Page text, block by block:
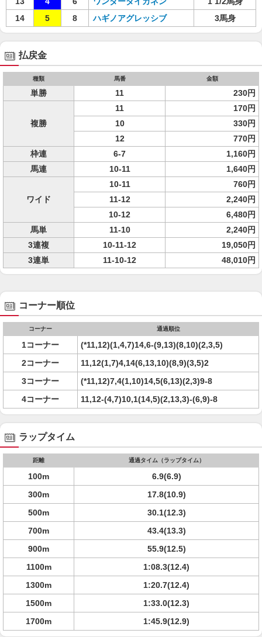
14
5 8 ハギノアグレッシブ 3馬身
払戻金
種類 馬番 金額
単勝 11 230円
複勝
11
170円
10
330円
12
770円
枠連
6-7
1,160円
馬連
10-11 1,640円
ワイド
10-11
760円
11-12
2,240円
10-12
6,480円
馬単
11-10
2,240円
3連複
10-11-12
19,050円
3連単
11-10-12 48,010円
コーナー順位
コーナー 通過順位
1コーナー
(*11,12)(1,4,7)14,6-(9,13)(8,10)(2,3,5)
2コーナー
11,12(1,7)4,14(6,13,10)(8,9)(3,5)2
3コーナー
(*11,12)7,4(1,10)14,5(6,13)(2,3)9-8
4コーナー
11,12-(4,7)10,1(14,5)(2,13,3)-(6,9)-8
ラップタイム
距離 通過タイム（ラップタイム）
100m
6.9(6.9)
300m
17.8(10.9)
500m
30.1(12.3)
700m
43.4(13.3)
900m
55.9(12.5)
1100m
1:08.3(12.4)
1300m
1:20.7(12.4)
1500m
1:33.0(12.3)
1700m
1:45.9(12.9)